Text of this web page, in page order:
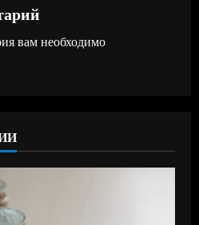
вам необходимо